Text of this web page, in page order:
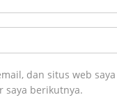
dan situs web
saya berikutnya.